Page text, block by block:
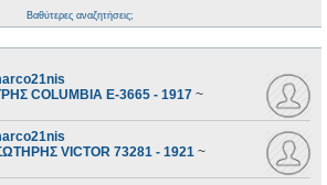
Βαθύτερες αναζητήσεις;
COLUMBIA E-3665 - 1917 ~
VICTOR 73281 - 1921 ~